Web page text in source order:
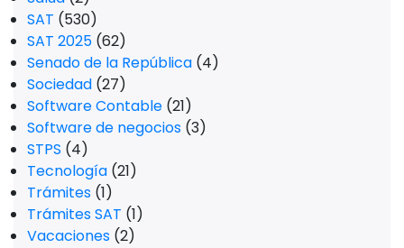
SAT (530)
SAT 2025 (62)
Senado de la República (4)
Sociedad (27)
Software Contable (21)
Software de negocios (3)
STPS (4)
Tecnología (21)
Trámites (1)
Trámites SAT (1)
Vacaciones (2)